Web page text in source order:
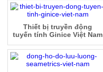
Thiết bị truyền động
tuyến tính Ginice Việt Nam